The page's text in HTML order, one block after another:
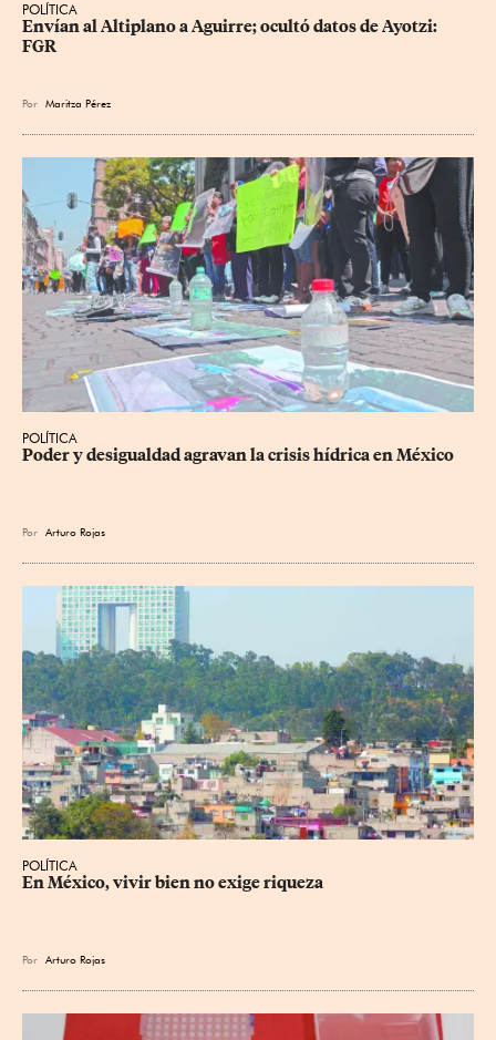
POLÍTICA
Envían al Altiplano a Aguirre; ocultó datos de Ayotzi:
FGR
Por Maritza Pérez
POLÍTICA
Poder y desigualdad agravan la crisis hídrica en México
Por Arturo Rojas
POLÍTICA
En México, vivir bien no exige riqueza
Por Arturo Rojas